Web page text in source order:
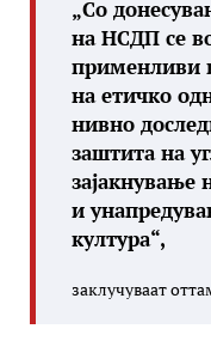
„Со
на НСДП се
применливи
на етичко
нивно
заштита на
зајакнување
и
култура“,
заклучуваат